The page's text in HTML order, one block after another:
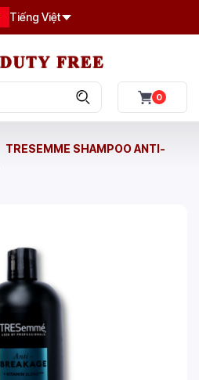
Tiếng Việt
0
TRESEMME SHAMPOO ANTI-